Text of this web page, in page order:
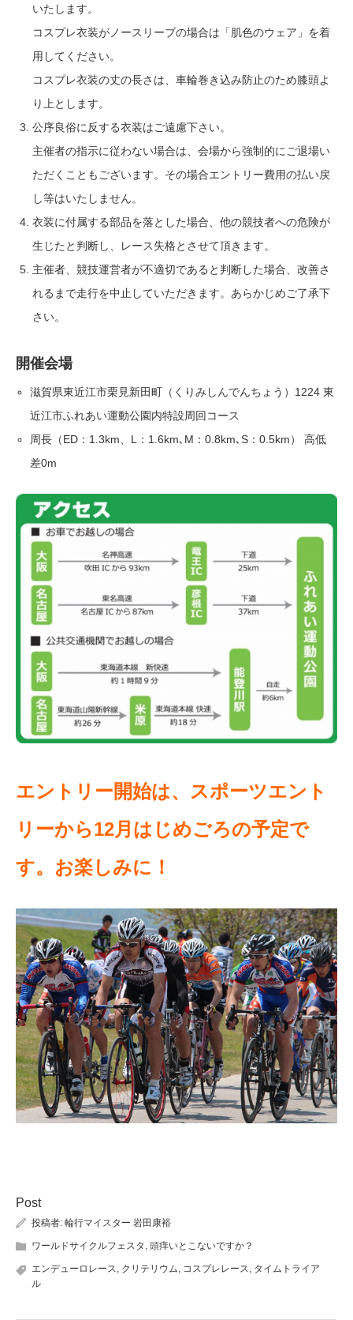
いたします。
コスプレ衣装がノースリーブの場合は「肌色のウェア」を着
用してください。
コスプレ衣装の丈の長さは、車輪巻き込み防止のため膝頭よ
り上とします。
公序良俗に反する衣装はご遠慮下さい。
主催者の指示に従わない場合は、会場から強制的にご退場い
ただくこともございます。その場合エントリー費用の払い戻
し等はいたしません。
衣装に付属する部品を落とした場合、他の競技者への危険が
生じたと判断し、レース失格とさせて頂きます。
主催者、競技運営者が不適切であると判断した場合、改善さ
れるまで走行を中止していただきます。あらかじめご了承下
さい。
開催会場
滋賀県東近江市栗見新田町（くりみしんでんちょう）1224 東
近江市ふれあい運動公園内特設周回コース
周長（ED：1.3km、L：1.6km､M：0.8km､S：0.5km） 高低
差0m
エントリー開始は、スポーツエント
リーから12月はじめごろの予定で
す。お楽しみに！
Post
投稿者: 輪行マイスター 岩田康裕
ワールドサイクルフェスタ 頭痒いとこないですか？
エンデューロレース クリテリウム コスプレレース
タイムトライア
ル